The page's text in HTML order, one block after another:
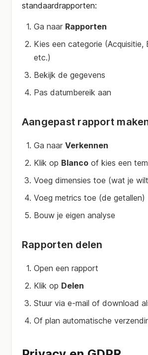
standaardrapporten:
Ga naar Rapporten
Kies een categorie (Acquisitie,
etc.)
Bekijk de gegevens
Pas datumbereik aan
Aangepast rapport
Ga naar Verkennen
Klik op Blanco of kies een
Voeg dimensies toe (wat je
Voeg metrics toe (de getallen)
Bouw je eigen analyse
Rapporten delen
Open een rapport
Klik op Delen
Stuur via e-mail of download
Of plan automatische